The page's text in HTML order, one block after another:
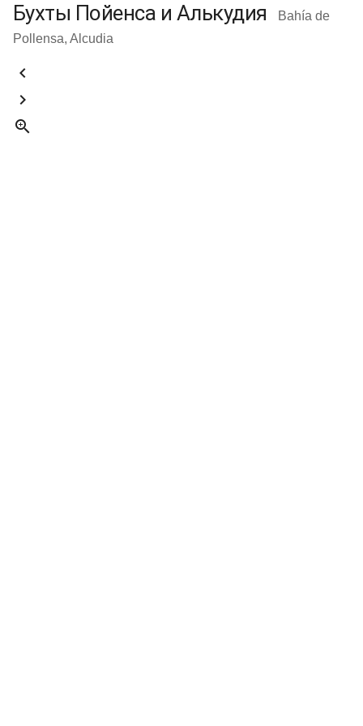
Бухты Пойенса и Алькудия
Bahía de
Pollensa, Alcudia


